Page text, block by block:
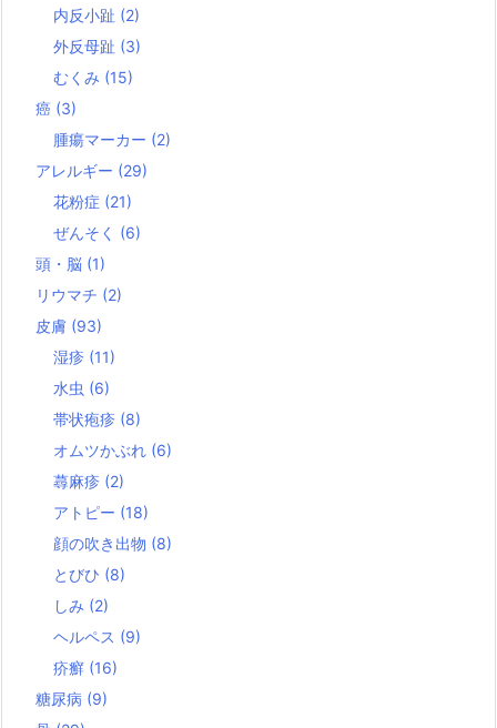
内反小趾 (2)
外反母趾 (3)
むくみ (15)
癌 (3)
腫瘍マーカー (2)
アレルギー (29)
花粉症 (21)
ぜんそく (6)
頭・脳 (1)
リウマチ (2)
皮膚 (93)
湿疹 (11)
水虫 (6)
帯状疱疹 (8)
オムツかぶれ (6)
蕁麻疹 (2)
アトピー (18)
顔の吹き出物 (8)
とびひ (8)
しみ (2)
ヘルペス (9)
疥癬 (16)
糖尿病 (9)